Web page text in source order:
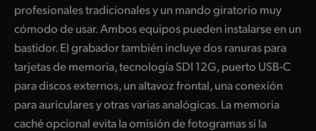
profesionales tradicionales y un mando giratorio muy
cómodo de usar. Ambos equipos pueden instalarse en un
bastidor. El grabador también incluye dos ranuras para
tarjetas de memoria, tecnología SDI 12G, puerto USB-C
para discos externos, un altavoz frontal, una conexión
para auriculares y otras varias analógicas. La memoria
caché opcional evita la omisión de fotogramas si la